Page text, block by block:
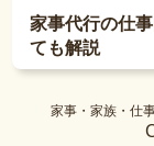
家事代行の仕
ても解説
家事・家族・仕